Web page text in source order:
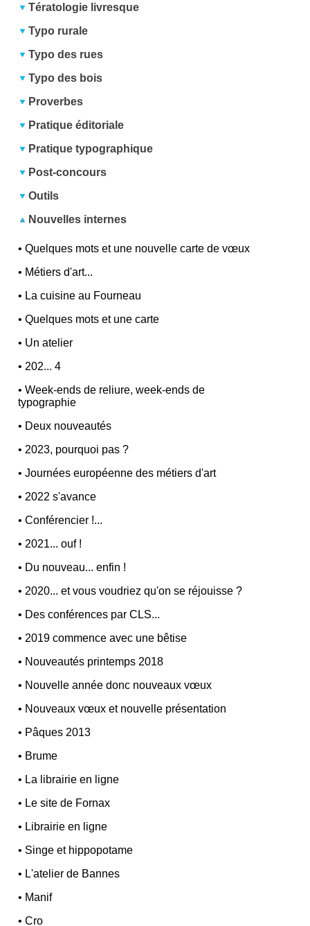
Tératologie livresque
Typo rurale
Typo des rues
Typo des bois
Proverbes
Pratique éditoriale
Pratique typographique
Post-concours
Outils
Nouvelles internes
•Quelques mots et une nouvelle carte de vœux
• Métiers d'art...
• La cuisine au Fourneau
•Quelques mots et une carte
• Un atelier
• 202... 4
•Week-ends de reliure, week-ends de
typographie
• Deux nouveautés
• 2023, pourquoi pas ?
•Journées européenne des métiers d'art
• 2022 s'avance
•Conférencier !...
• 2021... ouf !
• Du nouveau... enfin !
• 2020... et vous voudriez qu'on se réjouisse ?
• Des conférences par CLS...
• 2019 commence avec une bêtise
• Nouveautés printemps 2018
• Nouvelle année donc nouveaux vœux
• Nouveaux vœux et nouvelle présentation
• Pâques 2013
• Brume
• La librairie en ligne
• Le site de Fornax
• Librairie en ligne
• Singe et hippopotame
• L'atelier de Bannes
• Manif
•Cro